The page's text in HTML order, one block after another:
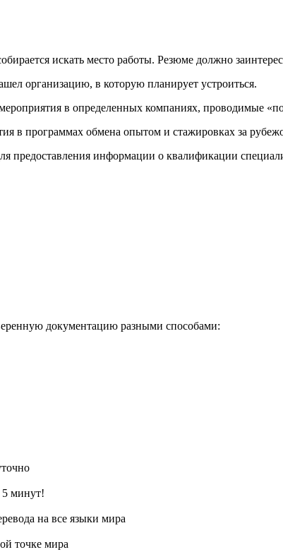
искать место работы. Резюме должно
организацию, в которую планирует устроиться.
в определенных компаниях, проводимые
в программах обмена опытом и стажировках за
предоставления информации о квалификации
документацию разными способами:
5 минут!
на все языки мира
точке мира